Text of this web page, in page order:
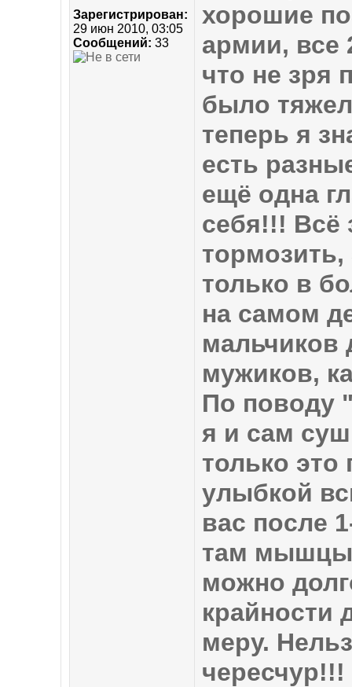
Зарегистрирован:
29 июн 2010, 03:05
Сообщений: 33
хорошие
армии, все
что не зря
было
теперь я
есть
ещё одна
себя!!! Всё
тормозить,
только в
на самом
мальчиков
мужиков,
По поводу
я и сам
только это
улыбкой
вас после
там мышцы
можно
крайности
меру.